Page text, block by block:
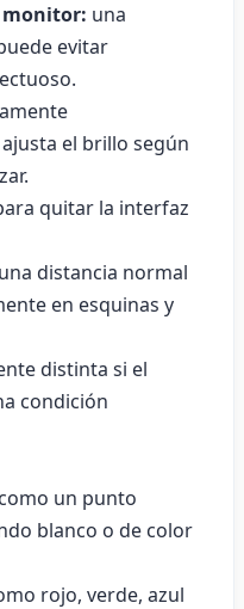
monitor: una
evitar
el brillo según
quitar la interfaz
distancia normal
en esquinas y
distinta si el
condición
un punto
blanco o de color
rojo, verde, azul